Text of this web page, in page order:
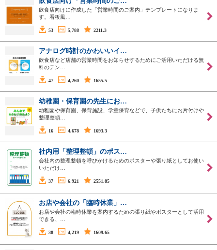
飲食店向けに作成した「営業時間のご案内」テンプレートになりま
す。看板風…
53 5,788 2211.3
アナログ時計のかわいいイ…
飲食店など店舗の営業時間をお知らせするためにご活用いただける無
料のテン…
47 4,260 1655.5
幼稚園・保育園の先生にお…
幼稚園や保育園、保育施設、学童保育などで、子供たちにお片付けや
整理整頓…
16 4,678 1693.3
社内用「整理整頓」のポス…
会社内の整理整頓を呼びかけるためのポスターや張り紙としてお使い
いただけ…
37 6,921 2551.85
お店や会社の「臨時休業」…
お店や会社の臨時休業を案内するための張り紙やポスターとして活用
できる、…
38 4,219 1609.65